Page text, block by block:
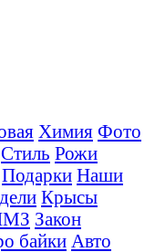
Химия Фото
Стиль Рожи
Подарки Наши
Крысы
Закон
байки Авто